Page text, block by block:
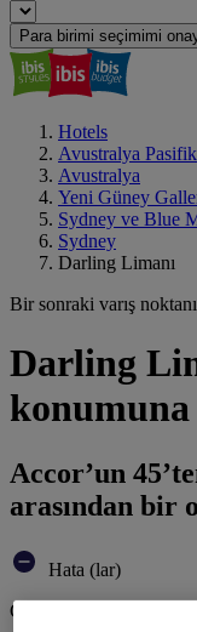
Para birimi seçimimi
Hotels
Avustralya Pasifik
Avustralya
Yeni Güney
Sydney ve Blue
Sydney
Darling Limanı
Bir sonraki varış
Darling
Accor’un
arasından bir
Hata (lar)
Core booking engine